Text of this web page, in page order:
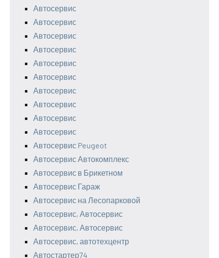
Автосервис
Автосервис
Автосервис
Автосервис
Автосервис
Автосервис
Автосервис
Автосервис
Автосервис
Автосервис
Автосервис Peugeot
Автосервис Автокомплекс
Автосервис в Брикетном
Автосервис Гараж
Автосервис на Лесопарковой
Автосервис, Автосервис
Автосервис, Автосервис
Автосервис, автотехцентр
Автостартер74